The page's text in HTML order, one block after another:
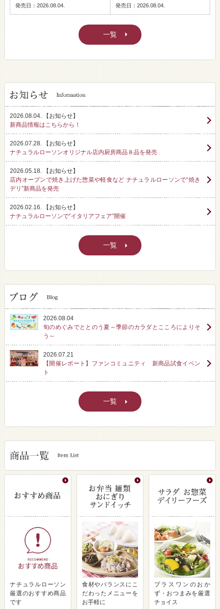
発売日：2026.08.04. 発売日：2026.08.04.
一覧
2026.08.04.
【お知らせ】
新商品情報はこちらから！
2026.07.28.
【お知らせ】
ナチュラルローソンオリジナル店内厨房商品８品を発売
2026.05.18.
【お知らせ】
店内オーブンで焼き上げた惣菜や軽食など ナチュラルローソンで“焼き
デリ”新商品を発売
2026.02.16.
【お知らせ】
ナチュラルローソンで“イタリアフェア”開催
一覧
2026.08.04
旬のめぐみでととのう夏～季節のカラダとこころによりそ
う～
2026.07.21
【開催レポート】ファンコミュニティ 新商品試食イベン
ト
一覧
ナチュラルローソン
厳選のおすすめ商品
です
食材やバランスにこ
だわったメニューを
お手軽に
プラスワンのおか
ず・おつまみを厳選
チョイス